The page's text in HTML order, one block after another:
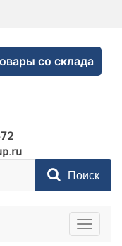
со склада
Поиск
Toggle